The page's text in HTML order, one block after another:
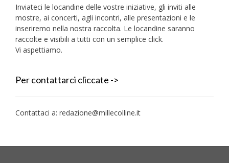
Inviateci le locandine delle vostre iniziative, gli inviti alle
mostre, ai concerti, agli incontri, alle presentazioni e le
inseriremo nella nostra raccolta. Le locandine saranno
raccolte e visibili a tutti con un semplice click.
Vi aspettiamo.
Per contattarci cliccate ->
Contattaci a: redazione@millecolline.it